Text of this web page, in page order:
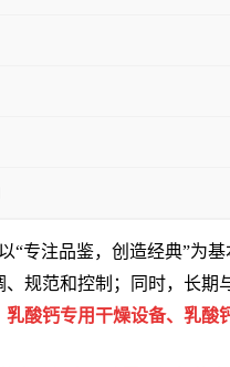
“专注品鉴，创造经典”为
、规范和控制；同时，长期
乳酸钙专用干燥设备、乳酸